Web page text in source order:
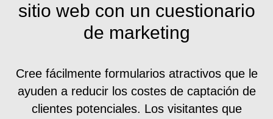
sitio web con un cuestionario
de marketing
Cree fácilmente formularios atractivos que le
ayuden a reducir los costes de captación de
clientes potenciales. Los visitantes que